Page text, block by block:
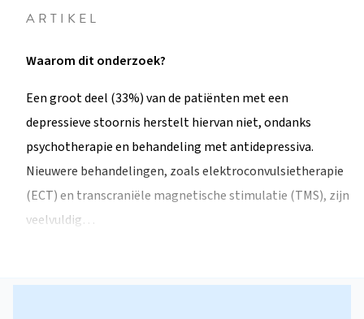
ARTIKEL
Waarom dit onderzoek?
Een groot deel (33%) van de patiënten met een
depressieve stoornis herstelt hiervan niet, ondanks
psychotherapie en behandeling met antidepressiva.
Nieuwere behandelingen, zoals elektroconvulsietherapie
(ECT) en transcraniële magnetische stimulatie (TMS), zijn
veelvuldig…